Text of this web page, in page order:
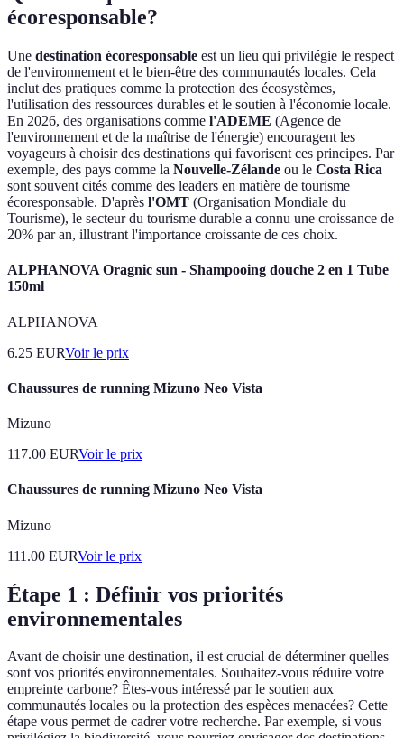
écoresponsable?
Une destination écoresponsable est un lieu qui privilégie le respect
de l'environnement et le bien-être des communautés locales. Cela
inclut des pratiques comme la protection des écosystèmes,
l'utilisation des ressources durables et le soutien à l'économie locale.
En 2026, des organisations comme l'ADEME (Agence de
l'environnement et de la maîtrise de l'énergie) encouragent les
voyageurs à choisir des destinations qui favorisent ces principes. Par
exemple, des pays comme la Nouvelle-Zélande ou le Costa Rica
sont souvent cités comme des leaders en matière de tourisme
écoresponsable. D'après l'OMT (Organisation Mondiale du
Tourisme), le secteur du tourisme durable a connu une croissance de
20% par an, illustrant l'importance croissante de ces choix.
ALPHANOVA Oragnic sun - Shampooing douche 2 en 1 Tube
150ml
ALPHANOVA
6.25 EURVoir le prix
Chaussures de running Mizuno Neo Vista
Mizuno
117.00 EURVoir le prix
Chaussures de running Mizuno Neo Vista
Mizuno
111.00 EURVoir le prix
Étape 1 : Définir vos priorités
environnementales
Avant de choisir une destination, il est crucial de déterminer quelles
sont vos priorités environnementales. Souhaitez-vous réduire votre
empreinte carbone? Êtes-vous intéressé par le soutien aux
communautés locales ou la protection des espèces menacées? Cette
étape vous permet de cadrer votre recherche. Par exemple, si vous